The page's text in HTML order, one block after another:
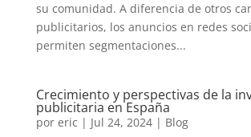
su comunidad. A diferencia de otros
publicitarios, los anuncios en redes
permiten segmentaciones...
Crecimiento y perspectivas de la
publicitaria en España
por eric | Jul 24, 2024| Blog